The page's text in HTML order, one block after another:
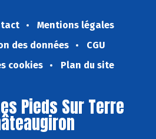
Mentions légales
des données
CGU
cookies
Plan du site
Pieds Sur Terre